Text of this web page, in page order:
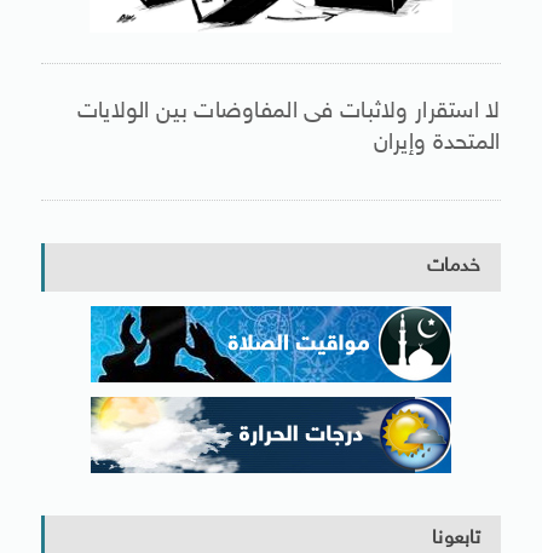
لا استقرار ولاثبات فى المفاوضات بين الولايات
المتحدة وإيران
خدمات
تابعونا